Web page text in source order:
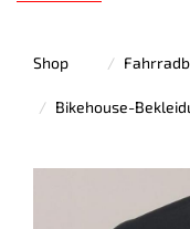
Shop
Bikehouse-